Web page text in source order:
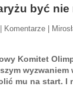
być nie
Komentarze |
Komitet
mu na start. I